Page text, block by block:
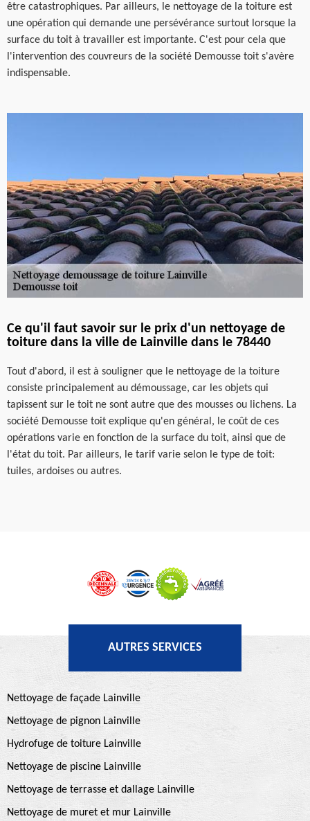
être catastrophiques. Par ailleurs, le nettoyage de la toiture est
une opération qui demande une persévérance surtout lorsque la
surface du toit à travailler est importante. C'est pour cela que
l'intervention des couvreurs de la société Demousse toit s'avère
indispensable.
Ce qu'il faut savoir sur le prix d'un nettoyage de
toiture dans la ville de Lainville dans le 78440
Tout d'abord, il est à souligner que le nettoyage de la toiture
consiste principalement au démoussage, car les objets qui
tapissent sur le toit ne sont autre que des mousses ou lichens. La
société Demousse toit explique qu'en général, le coût de ces
opérations varie en fonction de la surface du toit, ainsi que de
l'état du toit. Par ailleurs, le tarif varie selon le type de toit:
tuiles, ardoises ou autres.
AUTRES SERVICES
Nettoyage de façade Lainville
Nettoyage de pignon Lainville
Hydrofuge de toiture Lainville
Nettoyage de piscine Lainville
Nettoyage de terrasse et dallage Lainville
Nettoyage de muret et mur Lainville